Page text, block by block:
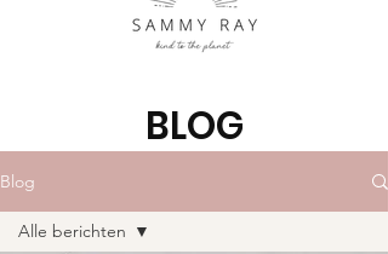
BLOG
Blog
Alle berichten